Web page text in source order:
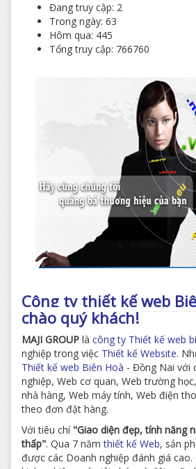
Đang truy cập: 2
Trong ngày: 63
Hôm qua: 445
Tổng truy cập: 766760
Công ty thiết kế web
chào quý khách!
MAJI GROUP là công ty Thiết kế web
nghiệp trong việc Thiết kế Website.
Thiết kế web Biên Hoà - Đồng Nai với
nghiệp, Web cơ quan, Web trường
nhà hàng, Web máy tính, Web điện
theo đơn đặt hàng.
Với tiêu chí "Giao diện đẹp, tính năng
thấp". Qua 7 nămthiết kế Web, sản
được các Doanh nghiệp đánh giá